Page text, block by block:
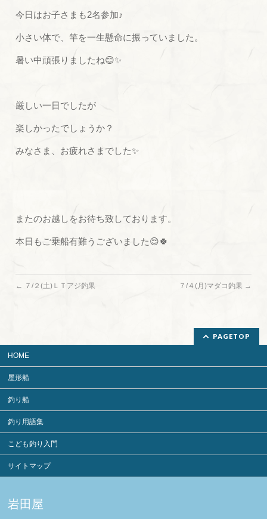
今日はお子さまも2名参加♪
小さい体で、竿を一生懸命に振っていました。
暑い中頑張りましたね😊✨
厳しい一日でしたが
楽しかったでしょうか？
みなさま、お疲れさまでした✨
またのお越しをお待ち致しております。
本日もご乗船有難うございました😌🍀
← ７/２(土)ＬＴアジ釣果 ７/４(月)マダコ釣果 →
PAGETOP
HOME
屋形船
釣り船
釣り用語集
こども釣り入門
サイトマップ
岩田屋